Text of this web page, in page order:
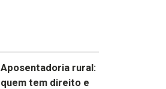
Aposentadoria rural:
quem tem direito e